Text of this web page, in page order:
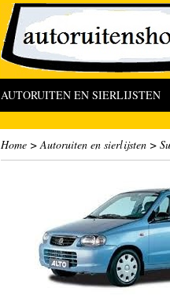
AUTORUITEN EN SIERLIJSTEN
Home >Autoruiten en sierlijsten >